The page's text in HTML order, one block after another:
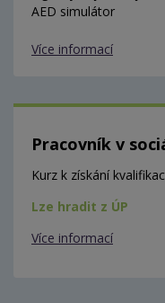
AED simulátor
Více informací
Pracovník v
Kurz k získání
Lze hradit z ÚP
Více informací